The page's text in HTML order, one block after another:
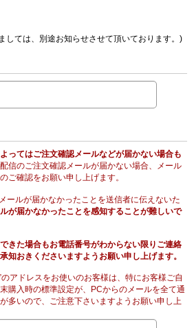
しては、別途お知らせさせて頂いております。)
ってはご注文確認メールなどが届かない場合も
信のご注文確認メールが届かない場合、メール
ご確認をお願い申し上げます。
ールが届かなかったことを送信者に伝えないた
が届かなかったことを感知することが難しいで
きた場合もお電話番号がわからない限りご連絡
知おきくださいますようお願い申し上げます。
のアドレスをお使いのお客様は、特にお客様ご自
購入時の標準設定が、PCからのメールを全て通
多いので、ご注意下さいますようお願い申し上